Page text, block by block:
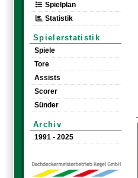
Spielplan
Statistik
Spielerstatistik
Spiele
Tore
Assists
Scorer
Sünder
Archiv
1991 - 2025